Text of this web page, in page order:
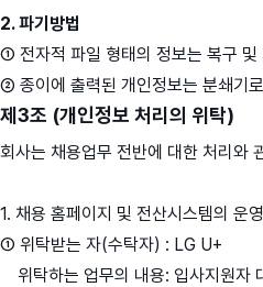
2. 파기방법
① 전자적 파일 형태의 정보는 복구 및
② 종이에 출력된 개인정보는 분쇄기
제3조 (개인정보 처리의 위탁)
회사는 채용업무 전반에 대한 처리와
1. 채용 홈페이지 및 전산시스템의 운영
① 위탁받는 자(수탁자) : LG U+
위탁하는 업무의 내용: 입사지원자